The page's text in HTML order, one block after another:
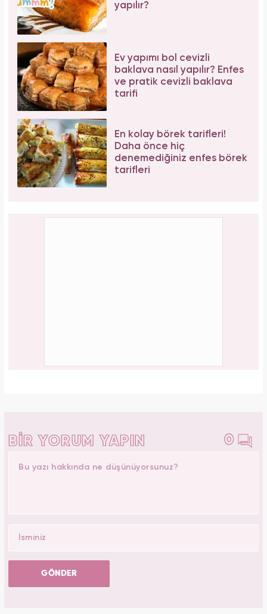
yapılır?
Ev yapımı bol cevizli
baklava nasıl yapılır? Enfes
ve pratik cevizli baklava
tarifi
En kolay börek tarifleri!
Daha önce hiç
denemediğiniz enfes börek
tarifleri
BİR YORUM YAPIN 0
GÖNDER